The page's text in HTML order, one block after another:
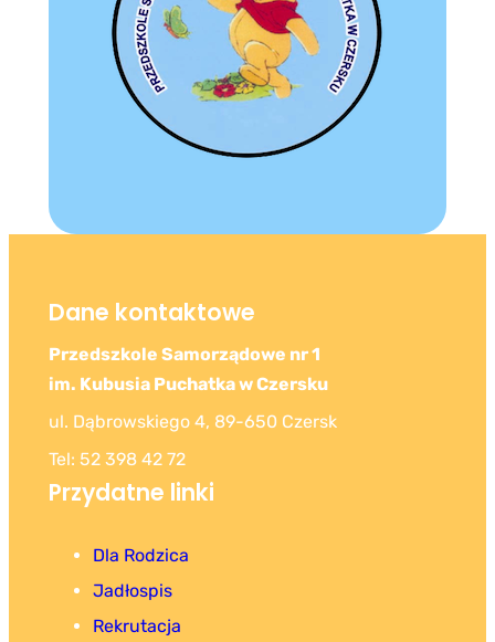
Dane kontaktowe
Przedszkole Samorządowe nr 1
im. Kubusia Puchatka w Czersku
ul. Dąbrowskiego 4, 89-650 Czersk
Tel: 52 398 42 72
Przydatne linki
Dla Rodzica
Jadłospis
Rekrutacja